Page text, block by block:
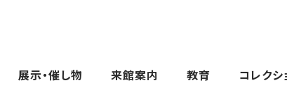
展示・催し物 来館案内 教育 コレクシ